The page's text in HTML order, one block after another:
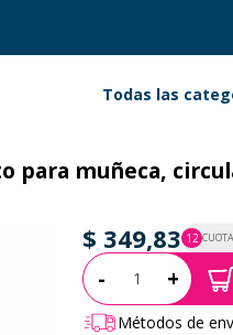
Todas las
para muñeca,
$ 349,83 12
P.T.F.
Cantidad:
- +
Métodos de